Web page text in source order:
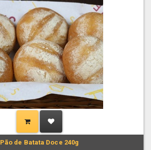
Pão de Batata Doce 240g